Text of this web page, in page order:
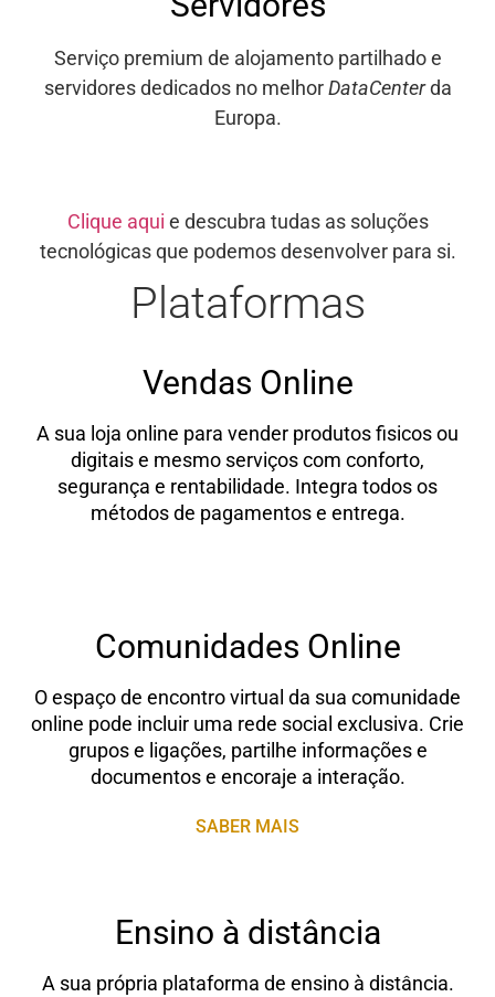
Serviço premium de alojamento partilhado e
servidores dedicados no melhorDataCenterda
Europa.
Clique aqui e descubra tudas as soluções
tecnológicas que podemos desenvolver para si.
Plataformas
Vendas Online
A sua loja online para vender produtos fisicos ou
digitais e mesmo serviços com conforto,
segurança e rentabilidade. Integra todos os
métodos de pagamentos e entrega.
Comunidades Online
O espaço de encontro virtual da sua comunidade
online pode incluir uma rede social exclusiva. Crie
grupos e ligações, partilhe informações e
documentos e encoraje a interação.
SABER MAIS
Ensino à distância
A sua própria plataforma de ensino à distância.